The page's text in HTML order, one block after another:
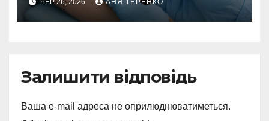
ЧЕР 26, 2026 АНЯ ТЕРЕНКО
Залишити відповідь
Ваша e-mail адреса не оприлюднюватиметься.